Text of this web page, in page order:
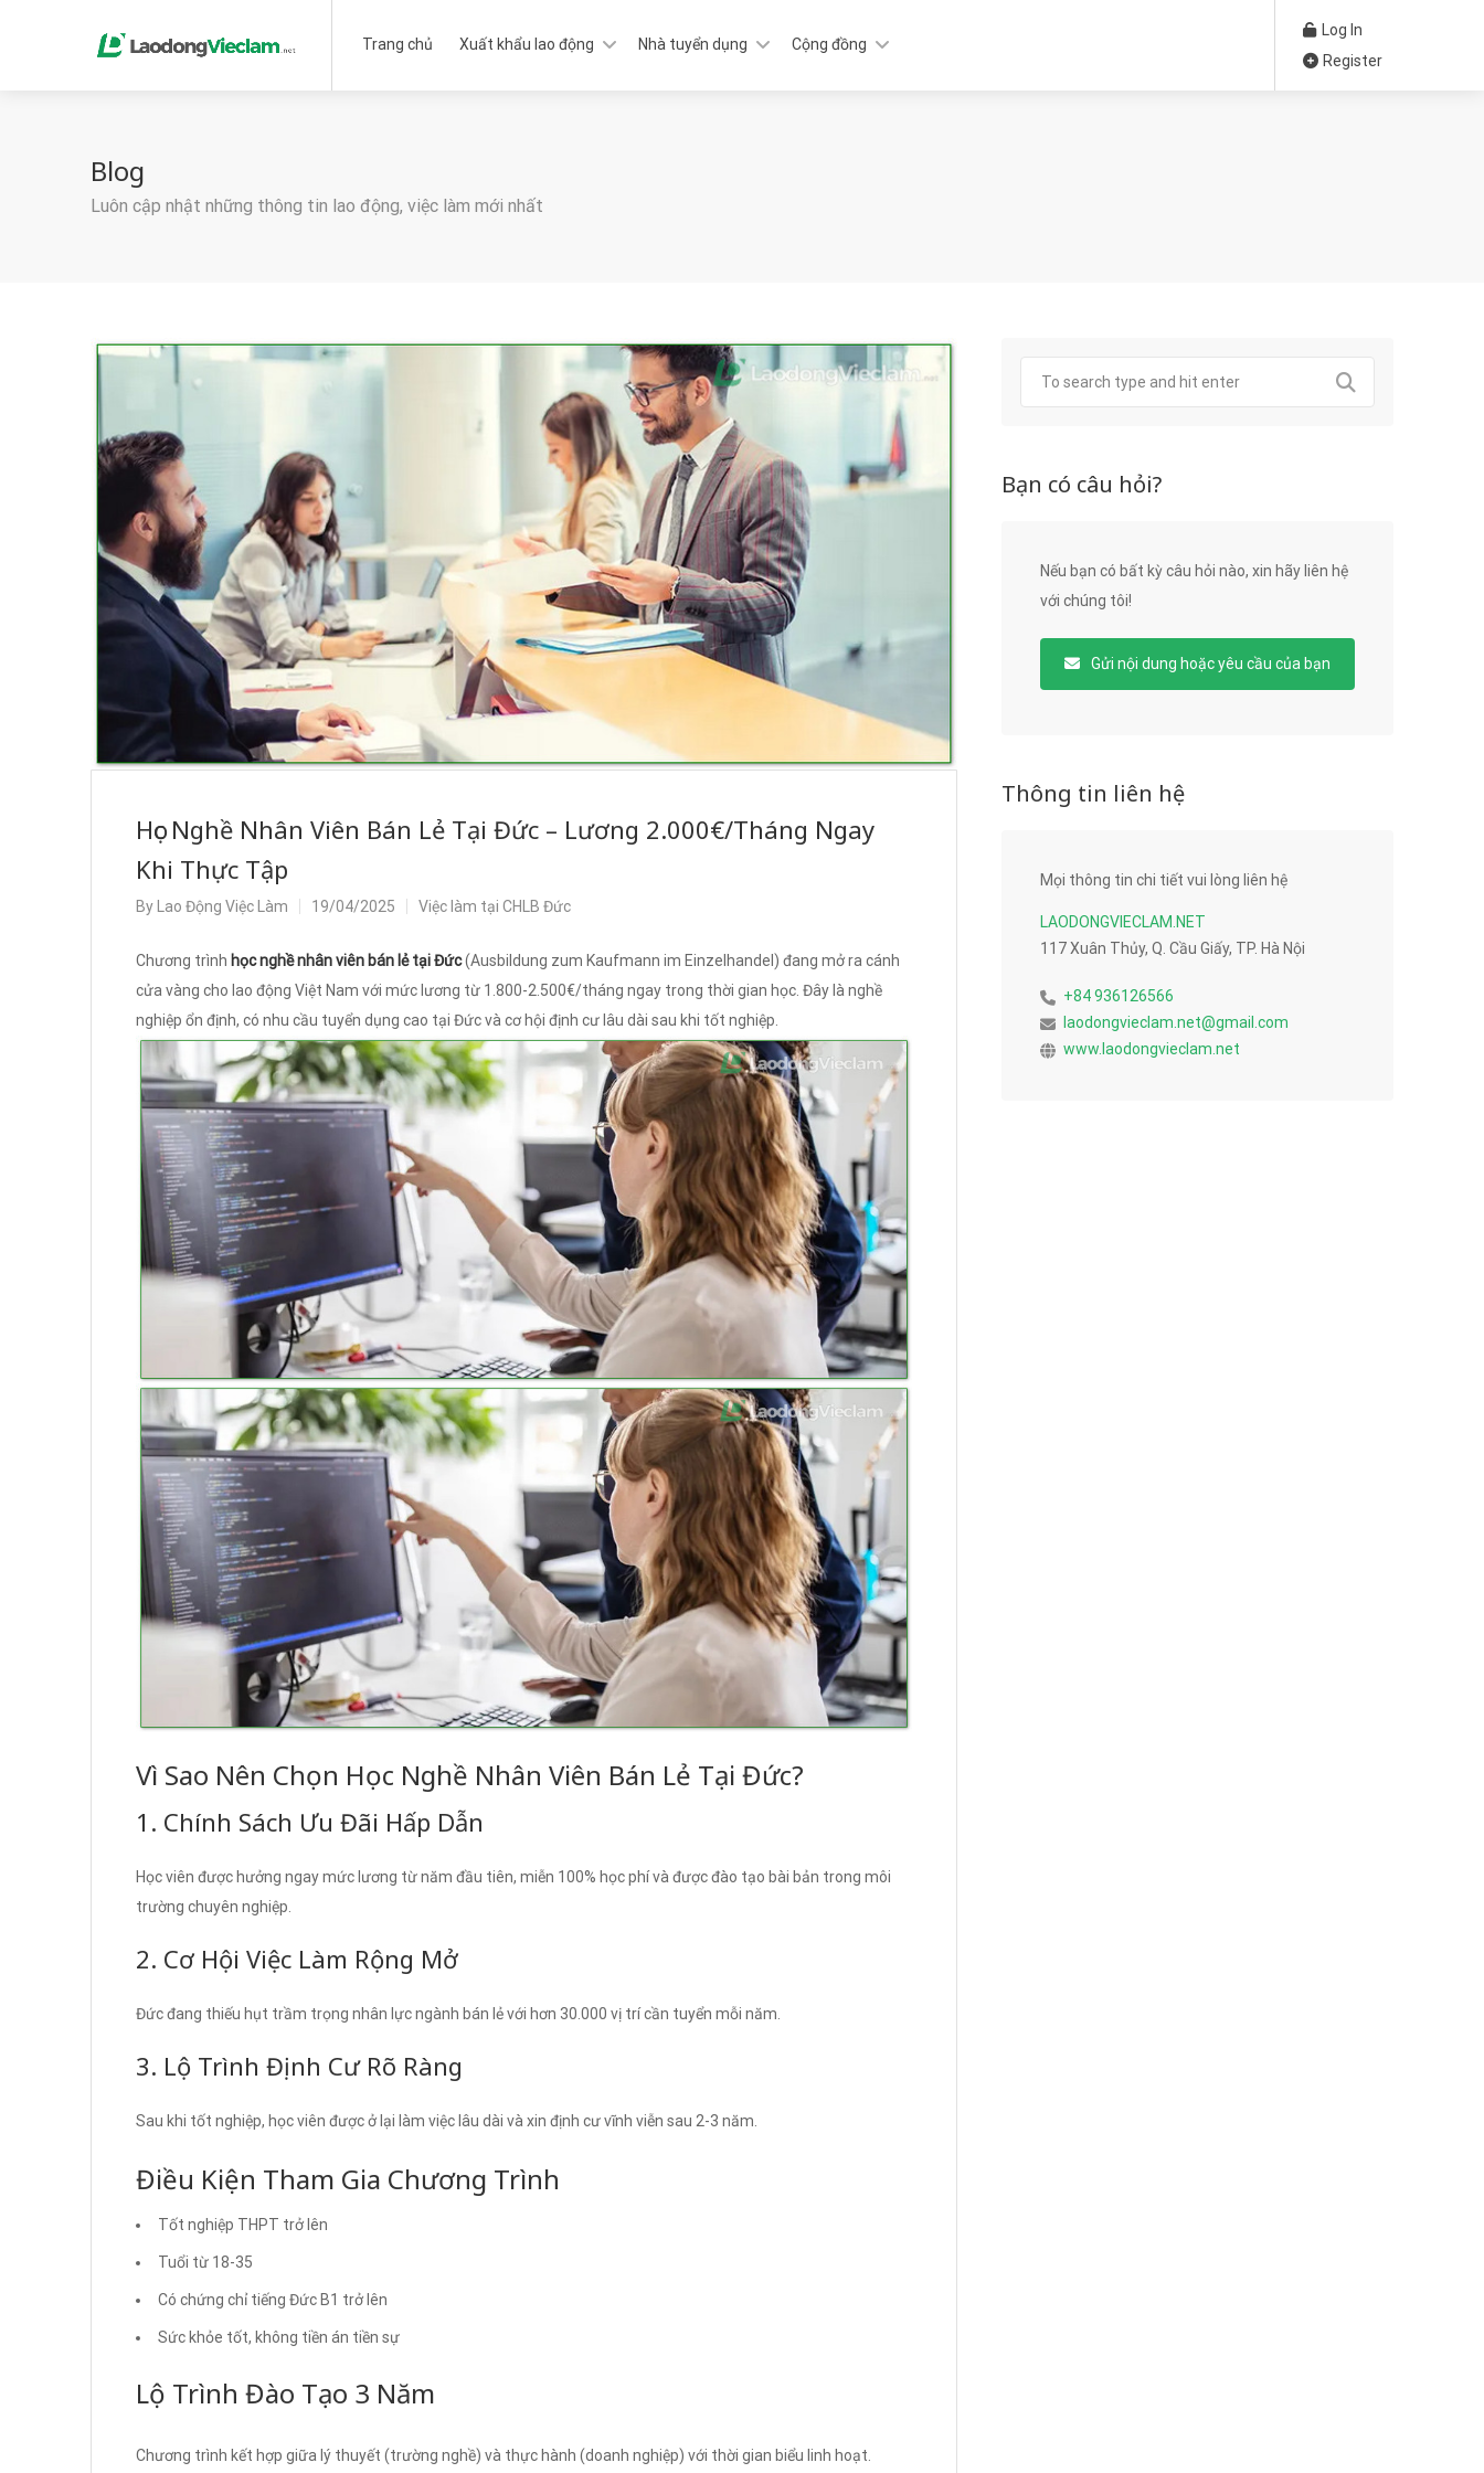
Trang chủ Xuất khẩu lao động Nhà tuyển dụng Cộng đồng
Log In
Register
Blog
Luôn cập nhật những thông tin lao động, việc làm mới nhất
Học Nghề Nhân Viên Bán Lẻ Tại Đức – Lương 2.000€/Tháng Ngay
Khi Thực Tập
ByLao Động Việc Làm 19/04/2025 Việc làm tại CHLB Đức
Chương trình học nghề nhân viên bán lẻ tại Đức(Ausbildung zum Kaufmann im Einzelhandel) đang mở ra cánh
cửa vàng cho lao động Việt Nam với mức lương từ 1.800-2.500€/tháng ngay trong thời gian học. Đây là nghề
nghiệp ổn định, có nhu cầu tuyển dụng cao tại Đức và cơ hội định cư lâu dài sau khi tốt nghiệp.
Vì Sao Nên Chọn Học Nghề Nhân Viên Bán Lẻ Tại Đức?
1. Chính Sách Ưu Đãi Hấp Dẫn
Học viên được hưởng ngay mức lương từ năm đầu tiên, miễn 100% học phí và được đào tạo bài bản trong môi
trường chuyên nghiệp.
2. Cơ Hội Việc Làm Rộng Mở
Đức đang thiếu hụt trầm trọng nhân lực ngành bán lẻ với hơn 30.000 vị trí cần tuyển mỗi năm.
3. Lộ Trình Định Cư Rõ Ràng
Sau khi tốt nghiệp, học viên được ở lại làm việc lâu dài và xin định cư vĩnh viễn sau 2-3 năm.
Điều Kiện Tham Gia Chương Trình
Tốt nghiệp THPT trở lên
Tuổi từ 18-35
Có chứng chỉ tiếng Đức B1 trở lên
Sức khỏe tốt, không tiền án tiền sự
Lộ Trình Đào Tạo 3 Năm
Chương trình kết hợp giữa lý thuyết (trường nghề) và thực hành (doanh nghiệp) với thời gian biểu linh hoạt.
Bạn có câu hỏi?
Nếu bạn có bất kỳ câu hỏi nào, xin hãy liên hệ
với chúng tôi!
Gửi nội dung hoặc yêu cầu của bạn
Thông tin liên hệ
Mọi thông tin chi tiết vui lòng liên hệ
LAODONGVIECLAM.NET
117 Xuân Thủy, Q. Cầu Giấy, TP. Hà Nội
+84 936126566
laodongvieclam.net@gmail.com
www.laodongvieclam.net